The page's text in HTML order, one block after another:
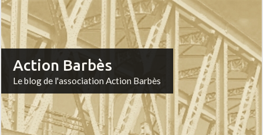
Action Barbès
Le blog de l'association Action Barbès